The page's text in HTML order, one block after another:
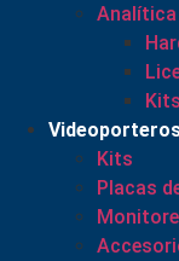
Analítica
Kits
Placas